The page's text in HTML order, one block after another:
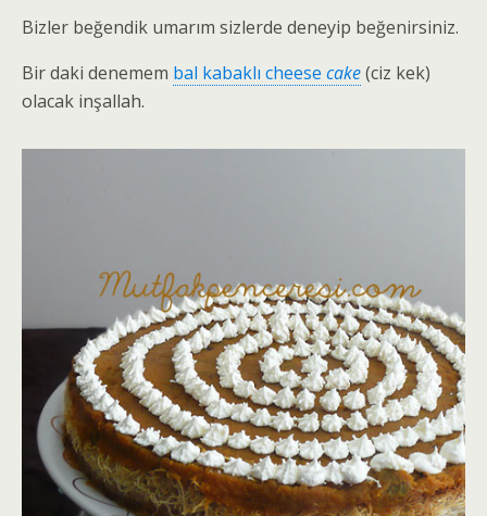
Bizler beğendik umarım sizlerde deneyip beğenirsiniz.
Bir daki denemem bal kabaklı cheese cake(ciz kek)
olacak inşallah.